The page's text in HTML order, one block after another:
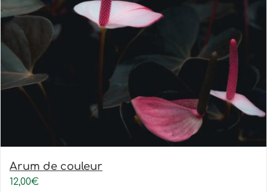
Arum de couleur
12,00€